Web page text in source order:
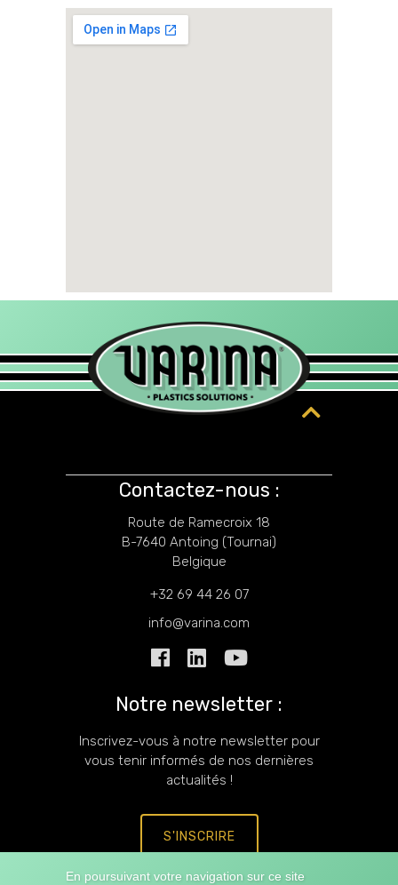
Contactez-nous :
Route de Ramecroix 18
B-7640 Antoing (Tournai)
Belgique
+32 69 44 26 07
info@varina.com
Notre newsletter :
Inscrivez-vous à notre newsletter pour
vous tenir informés de nos dernières
actualités !
S'INSCRIRE
En poursuivant votre navigation sur ce site